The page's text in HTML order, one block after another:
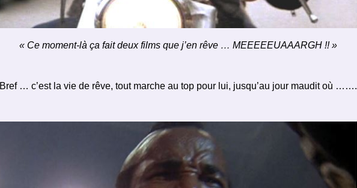
« Ce moment-là ça fait deux films que j’en rêve … MEEEEEUAAARGH !! »
Bref … c’est la vie de rêve, tout marche au top pour lui, jusqu’au jour maudit où …….